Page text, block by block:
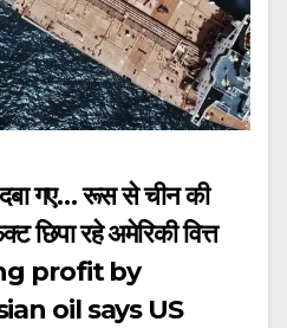
गए… रूस से चीन की
रहे अमेरिकी वित्त
profit by
oil says US